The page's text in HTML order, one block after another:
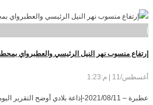
]
إرتفاع منسوب نهر النيل الرئيسي والعطبرواي
أغسطس/11 | م:1:23
عطبرة – 2021/08/11-إذاعة بلادي أوضح